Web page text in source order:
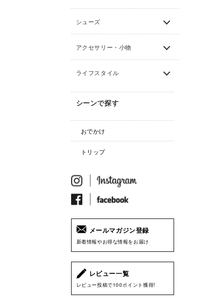
シューズ
アクセサリー・小物
ライフスタイル
シーンで探す
おでかけ
トリップ
メールマガジン登録
新着情報やお得な情報をお届け
レビュー一覧
レビュー投稿で100ポイント獲得!